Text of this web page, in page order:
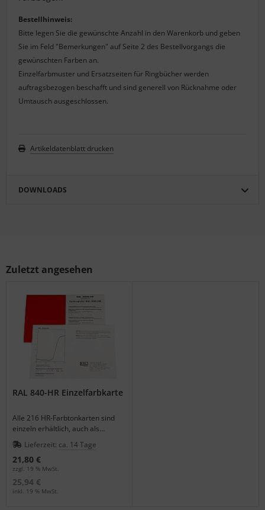
Bestellhinweis:
Bitte legen Sie die gewünschte Anzahl in den Warenkorb und geben
Sie im Feld "Bemerkungen" auf Seite 2 des Bestellvorgangs die
gewünschten Farben an.
Einzelfarbmuster und Ersatzseiten für Ringbücher werden
auftragsbezogen beschafft und sind generell von Rücknahme oder
Umtausch ausgeschlossen.
Artikeldatenblatt drucken
DOWNLOADS
Zuletzt angesehen
RAL 840-HR Einzelfarbkarte
Alle 216 HR-Farbtonkarten sind
einzeln erhältlich, auch als
Ersatzkarte für die 840 HR-
Registerbox.
Lieferzeit: ca. 14 Tage
21,80 €
zzgl. 19 % MwSt.
25,94 €
inkl. 19 % MwSt.